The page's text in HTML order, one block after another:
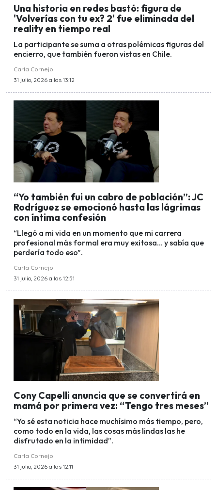
Una historia en redes bastó: figura de
'Volverías con tu ex? 2' fue eliminada del
reality en tiempo real
La participante se suma a otras polémicas figuras del
encierro, que también fueron vistas en Chile.
Carla Cornejo
31 julio, 2026 a las 13:12
“Yo también fui un cabro de población”: JC
Rodríguez se emocionó hasta las lágrimas
con íntima confesión
“Llegó a mi vida en un momento que mi carrera
profesional más formal era muy exitosa... y sabía que
perdería todo eso”.
Carla Cornejo
31 julio, 2026 a las 12:51
Cony Capelli anuncia que se convertirá en
mamá por primera vez: “Tengo tres meses”
“Yo sé esta noticia hace muchísimo más tiempo, pero,
como todo en la vida, las cosas más lindas las he
disfrutado en la intimidad”.
Carla Cornejo
31 julio, 2026 a las 12:11